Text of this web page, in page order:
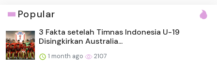
Popular
3 Fakta setelah Timnas Indonesia U-19
Disingkirkan Australia...
1 month ago 2107